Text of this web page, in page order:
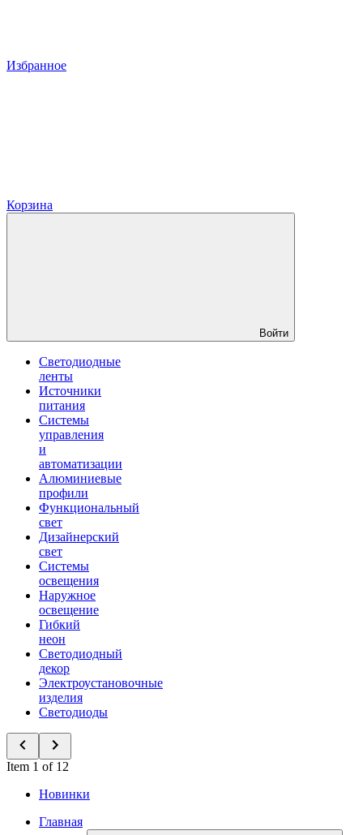
Избранное
Корзина
Войти
Светодиодные
ленты
Источники
питания
Системы
управления
и
автоматизации
Алюминиевые
профили
Функциональный
свет
Дизайнерский
свет
Системы
освещения
Наружное
освещение
Гибкий
неон
Светодиодный
декор
Электроустановочные
изделия
Светодиоды
Item 1 of 12
Новинки
Главная